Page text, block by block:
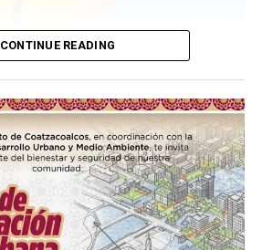
CONTINUE READING